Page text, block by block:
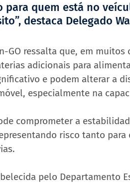
para quem está no
destaca Delegado
GO ressalta que, em muitos
adicionais para
e podem alterar a
especialmente na
comprometer a
risco tanto
pelo Departamento